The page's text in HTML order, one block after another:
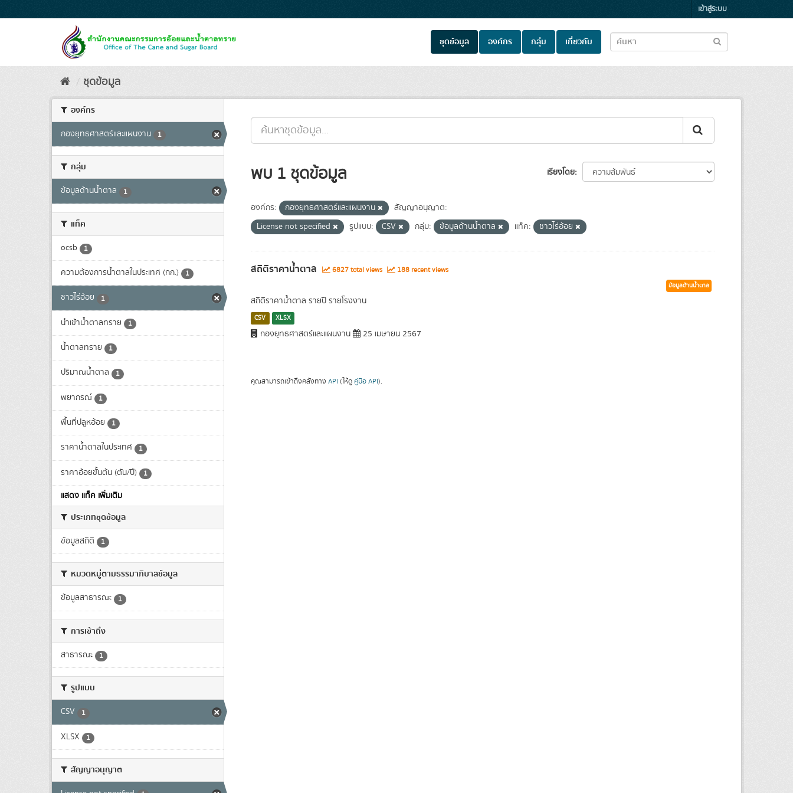
to
เข้าสู่ระบบ
ชุดข้อมูล องค์กร กลุ่ม เกี่ยวกับ
ชุดข้อมูล
องค์กร
กองยุทธศาสตร์และแผนงาน 1
กลุ่ม
ข้อมูลด้านน้ำตาล 1
แท็ค
ocsb 1
ความต้องการน้ำตาลในประเทศ (กก.) 1
ชาวไร่อ้อย 1
นำเข้าน้ำตาลทราย 1
น้ำตาลทราย 1
ปริมาณน้ำตาล 1
พยากรณ์ 1
พื้นที่ปลูหอ้อย 1
ราคาน้ำตาลในประเทศ 1
ราคาอ้อยขั้นต้น (ตัน/ปี) 1
แสดง แท็ค เพิ่มเติม
ประเภทชุดข้อมูล
ข้อมูลสถิติ 1
หมวดหมู่ตามธรรมาภิบาลข้อมูล
ข้อมูลสาธารณะ 1
การเข้าถึง
สาธารณะ 1
รูปแบบ
CSV 1
XLSX 1
สัญญาอนุญาต
เรียงโดย
พบ 1 ชุดข้อมูล
องค์กร: กองยุทธศาสตร์และแผนงาน
สัญญาอนุญาต:
License not specified
รูปแบบ: CSV กลุ่ม: ข้อมูลด้านน้ำตาล แท็ค: ชาวไร่อ้อย
สถิติราคาน้ำตาล 6827 total views 188 recent views
ข้อมูลด้านน้ำตาล
สถิติราคาน้ำตาล รายปี รายโรงงาน
CSV XLSX
กองยุทธศาสตร์และแผนงาน 25 เมษายน 2567
คุณสามารถเข้าถึงคลังทาง API (ให้ดู คู่มือ API).